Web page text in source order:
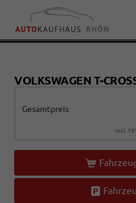
VOLKSWAGEN T-
Gesamtpreis
incl.